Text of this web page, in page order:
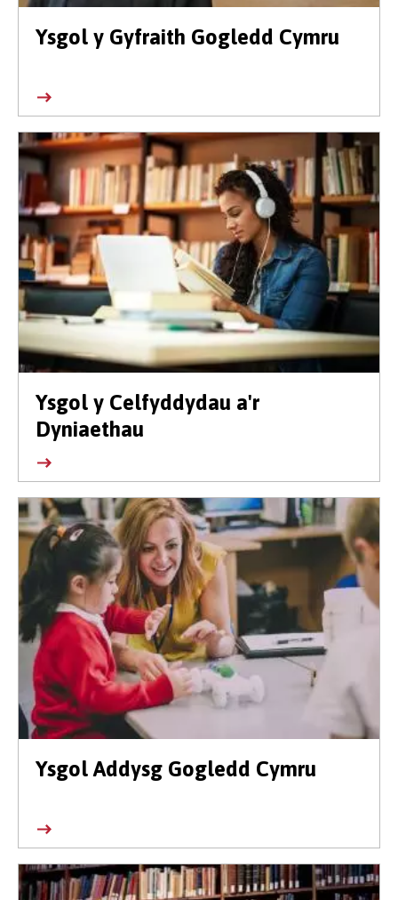
Ysgol y Gyfraith Gogledd Cymru
Ysgol y Celfyddydau a'r
Dyniaethau
Ysgol Addysg Gogledd Cymru